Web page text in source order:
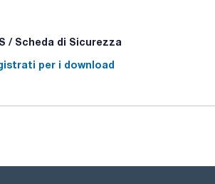
sono combinate per ridurre i tempi del
Da ordinare separatamente.
/ Scheda di Sicurezza
per i download